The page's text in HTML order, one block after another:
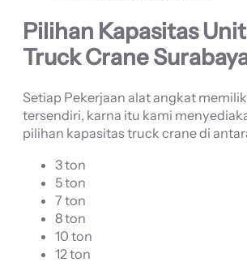
Pilihan Kapasitas
Truck Crane
Setiap Pekerjaan alat angkat
tersendiri, karna itu kami
pilihan kapasitas truck crane di
3 ton
5 ton
7 ton
8 ton
10 ton
12 ton